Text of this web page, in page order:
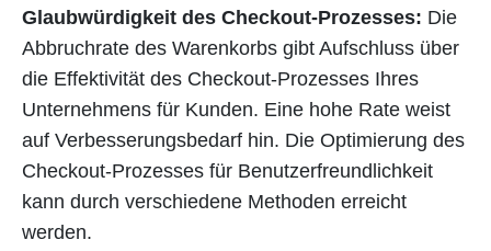
Glaubwürdigkeit des Checkout-Prozesses: Die
Abbruchrate des Warenkorbs gibt Aufschluss über
die Effektivität des Checkout-Prozesses Ihres
Unternehmens für Kunden. Eine hohe Rate weist
auf Verbesserungsbedarf hin. Die Optimierung des
Checkout-Prozesses für Benutzerfreundlichkeit
kann durch verschiedene Methoden erreicht
werden.